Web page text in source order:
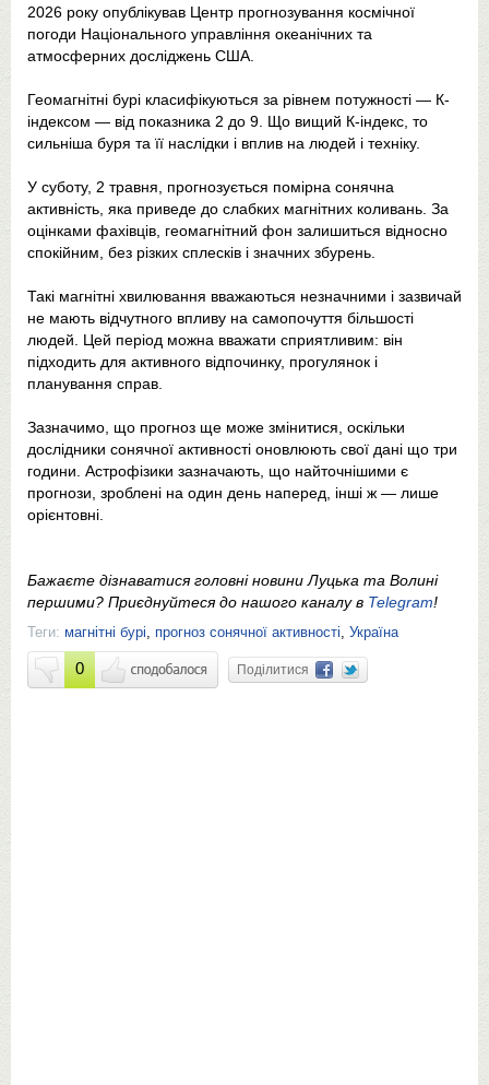
2026 року опублікував Центр прогнозування космічної
погоди Національного управління океанічних та
атмосферних досліджень США.
Геомагнітні бурі класифікуються за рівнем потужності — К-
індексом — від показника 2 до 9. Що вищий К-індекс, то
сильніша буря та її наслідки і вплив на людей і техніку.
У суботу, 2 травня, прогнозується помірна сонячна
активність, яка приведе до слабких магнітних коливань. За
оцінками фахівців, геомагнітний фон залишиться відносно
спокійним, без різких сплесків і значних збурень.
Такі магнітні хвилювання вважаються незначними і зазвичай
не мають відчутного впливу на самопочуття більшості
людей. Цей період можна вважати сприятливим: він
підходить для активного відпочинку, прогулянок і
планування справ.
Зазначимо, що прогноз ще може змінитися, оскільки
дослідники сонячної активності оновлюють свої дані що три
години. Астрофізики зазначають, що найточнішими є
прогнози, зроблені на один день наперед, інші ж — лише
орієнтовні.
Бажаєте дізнаватися головні новини Луцька та Волині
першими? Приєднуйтеся до нашого каналу в Telegram!
Теги: магнітні бурі прогноз сонячної активності Україна
0 Поділитися